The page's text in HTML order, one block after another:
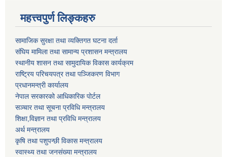
महत्त्वपुर्ण लिङ्कहरु
सामाजिक सुरक्षा तथा व्यक्तिगत घटना दर्ता
संघिय मामिला तथा सामान्य प्रशासन मन्त्रालय
स्थानीय शासन तथा सामुदायिक विकास कार्यक्रम
राष्ट्रिय परिचयपत्र तथा पञ्जिकरण विभाग
प्रधानमन्त्री कार्यालय
नेपाल सरकारको आधिकारिक पोर्टल
सञ्‍चार तथा सूचना प्रविधि मन्त्रालय
शिक्षा,विज्ञान तथा प्रविधि मन्त्रालय
अर्थ मन्त्रालय
कृषि तथा पशुपन्छी विकास मन्त्रालय
स्वास्थ्य तथा जनसंख्या मन्त्रालय